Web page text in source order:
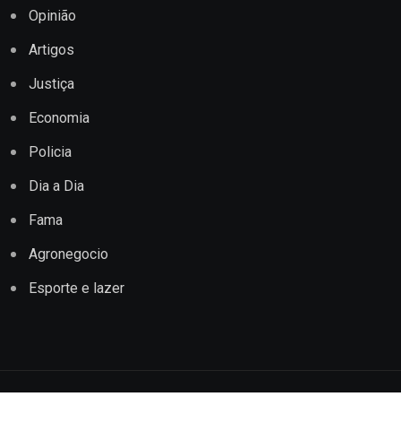
Opinião
Artigos
Justiça
Economia
Policia
Dia a Dia
Fama
Agronegocio
Esporte e lazer